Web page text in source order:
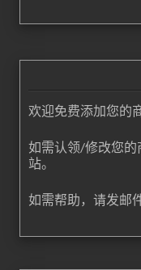
欢迎免费添加您的
如需认领/修改您的
站。
如需帮助，请发邮